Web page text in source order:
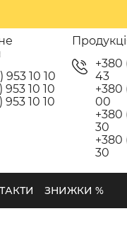
953 10 10
953 10 10
953 10 10
+380
43
+380
00
+380
30
+380
30
ЗНИЖКИ %